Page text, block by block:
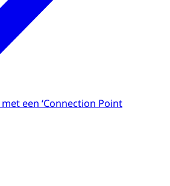
een ‘Connection Point